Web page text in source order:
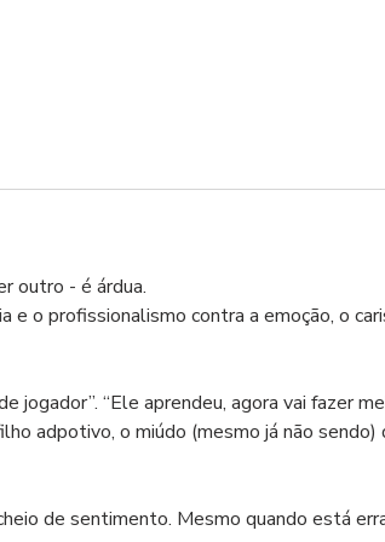
outro - é árdua.
e o profissionalismo contra a emoção, o
jogador”. “Ele aprendeu, agora vai fazer
adpotivo, o miúdo (mesmo já não sendo)
de sentimento. Mesmo quando está